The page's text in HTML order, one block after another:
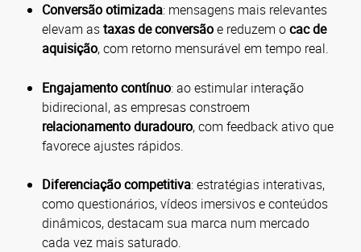
Conversão otimizada: mensagens mais relevantes
elevam astaxas de conversãoe reduzem ocac de
aquisição, com retorno mensurável em tempo real.
Engajamento contínuo: ao estimular interação
bidirecional, as empresas constroem
relacionamento duradouro, com feedback ativo que
favorece ajustes rápidos.
Diferenciação competitiva: estratégias interativas,
como questionários, vídeos imersivos e conteúdos
dinâmicos, destacam sua marca num mercado
cada vez mais saturado.